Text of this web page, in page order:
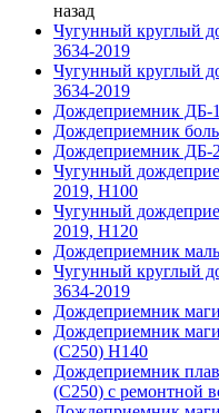
назад
Чугунный круглый
3634-2019
Чугунный круглый
3634-2019
Дождеприемник
Дождеприемник
Дождеприемник ДБ-
Чугунный
2019, Н100
Чугунный
2019, H120
Дождеприемник
Чугунный круглый
3634-2019
Дождеприемник
Дождеприемник
(С250) H140
Дождеприемник
(С250) с ремонтной